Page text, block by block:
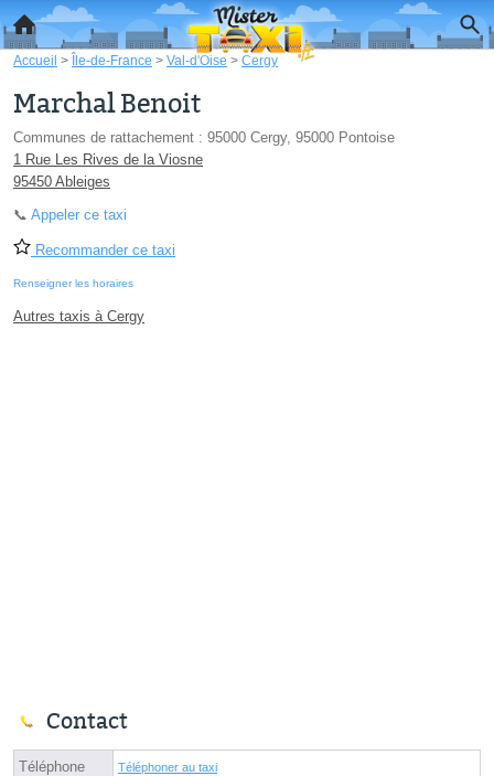
Accueil > Île-de-France > Val-d'Oise > Cergy
Marchal Benoit
Communes de rattachement : 95000 Cergy, 95000 Pontoise
1 Rue Les Rives de la Viosne
95450 Ableiges
📞 Appeler ce taxi
Recommander ce taxi
Renseigner les horaires
Autres taxis à Cergy
Contact
Téléphone Téléphoner au taxi